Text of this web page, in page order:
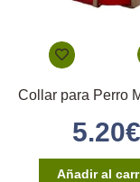
5.20€
Añadir al